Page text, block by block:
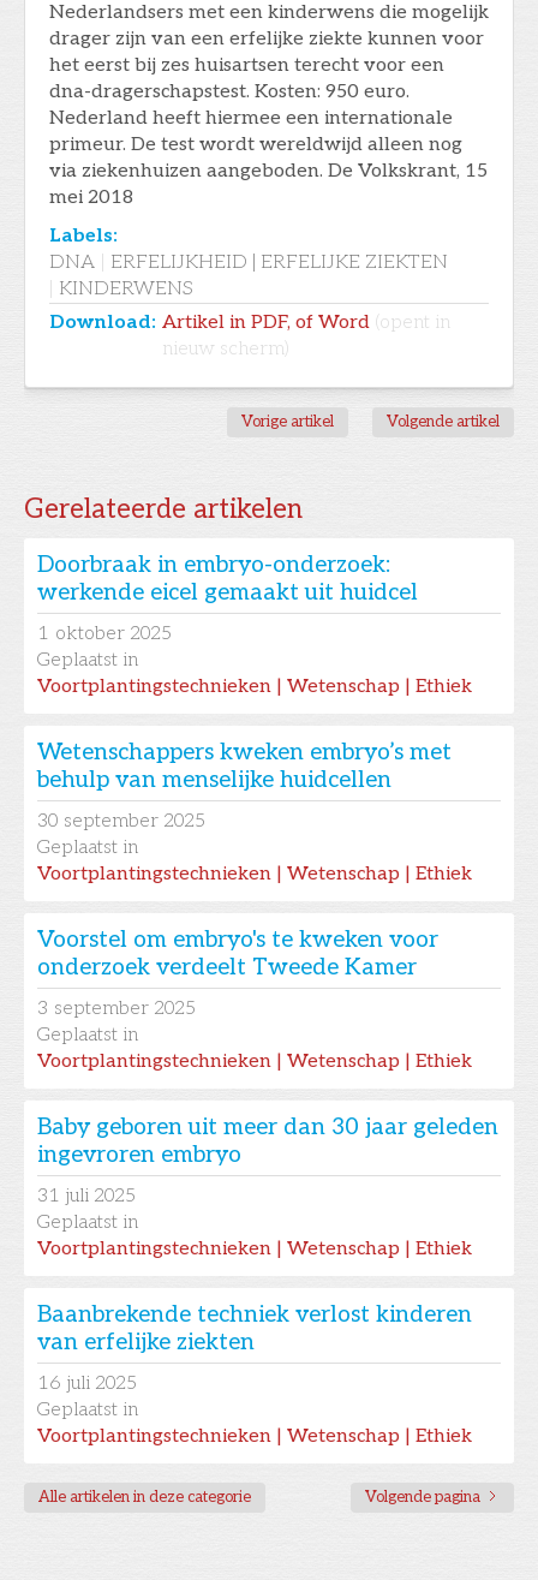
Nederlandsers met een kinderwens die mogelijk
drager zijn van een erfelijke ziekte kunnen voor
het eerst bij zes huisartsen terecht voor een
dna-dragerschapstest. Kosten: 950 euro.
Nederland heeft hiermee een internationale
primeur. De test wordt wereldwijd alleen nog
via ziekenhuizen aangeboden. De Volkskrant, 15
mei 2018
Labels:
DNA
ERFELIJKHEID | ERFELIJKE ZIEKTEN
KINDERWENS
Download: Artikel in PDF, of Word (opent in
nieuw scherm)
Vorige artikel Volgende artikel
Gerelateerde artikelen
Doorbraak in embryo-onderzoek:
werkende eicel gemaakt uit huidcel
1 oktober 2025
Geplaatst in
Voortplantingstechnieken | Wetenschap | Ethiek
Wetenschappers kweken embryo’s met
behulp van menselijke huidcellen
30 september 2025
Geplaatst in
Voortplantingstechnieken | Wetenschap | Ethiek
Voorstel om embryo's te kweken voor
onderzoek verdeelt Tweede Kamer
3 september 2025
Geplaatst in
Voortplantingstechnieken | Wetenschap | Ethiek
Baby geboren uit meer dan 30 jaar geleden
ingevroren embryo
31 juli 2025
Geplaatst in
Voortplantingstechnieken | Wetenschap | Ethiek
Baanbrekende techniek verlost kinderen
van erfelijke ziekten
16 juli 2025
Geplaatst in
Voortplantingstechnieken | Wetenschap | Ethiek
Alle artikelen in deze categorie Volgende pagina